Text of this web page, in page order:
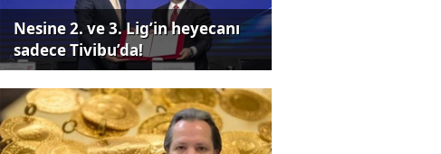
Nesine 2. ve 3. Lig’in heyecanı
sadece Tivibu’da!